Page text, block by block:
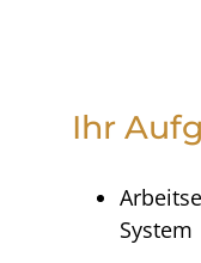
Ihr
System